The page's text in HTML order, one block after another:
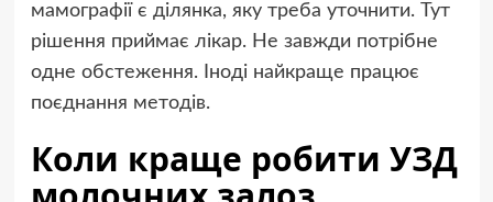
мамографії є ділянка, яку треба уточнити. Тут
рішення приймає лікар. Не завжди потрібне
одне обстеження. Іноді найкраще працює
поєднання методів.
Коли краще робити УЗД